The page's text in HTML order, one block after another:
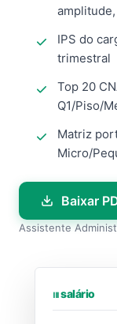
IPS do
trimestral
Top 20
Q1/Piso/
Matriz
Micro/
Baixar
Assistente
⏐⏐⏐ salário